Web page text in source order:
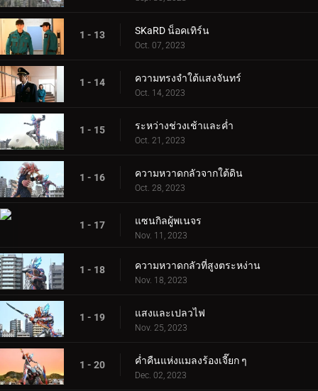
1 - 13 SKaRD น็อคเทิร์น
Oct. 07, 2023
1 - 14 ความทรงจำใต้แสงจันทร์
Oct. 14, 2023
1 - 15 ระหว่างช่วงเช้าและค่ำ
Oct. 21, 2023
1 - 16 ความหวาดกลัวจากใต้ดิน
Oct. 28, 2023
1 - 17 แซนกิลผู้พเนจร
Nov. 11, 2023
1 - 18 ความหวาดกลัวที่สูงตระหง่าน
Nov. 18, 2023
1 - 19 แสงและเปลวไฟ
Nov. 25, 2023
1 - 20 ค่ำคืนแห่งแมลงร้องเจี๊ยก ๆ
Dec. 02, 2023